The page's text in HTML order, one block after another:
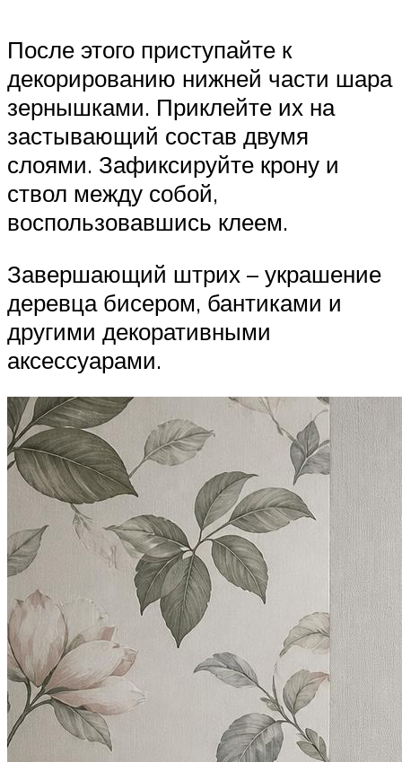
После этого приступайте к
декорированию нижней части шара
зернышками. Приклейте их на
застывающий состав двумя
слоями. Зафиксируйте крону и
ствол между собой,
воспользовавшись клеем.
Завершающий штрих – украшение
деревца бисером, бантиками и
другими декоративными
аксессуарами.